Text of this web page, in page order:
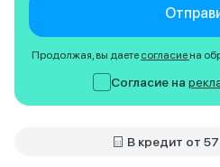
Продолжая, вы даете согласие на
Согласие на
В